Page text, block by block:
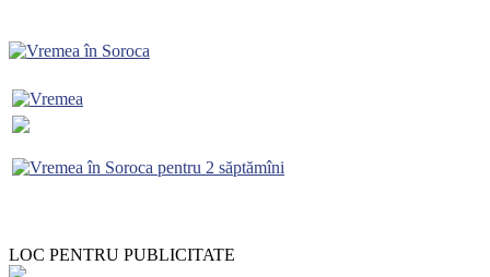
LOC PENTRU PUBLICITATE